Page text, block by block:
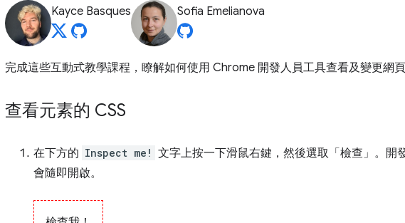
Kayce Basques Sofia Emelianova
完成這些互動式教學課程，瞭解如何使用 Chrome 開發人員工具查看及變更網
查看元素的 CSS
在下方的 Inspect me! 文字上按一下滑鼠右鍵，然後選取「檢查」 。開
會隨即開啟。